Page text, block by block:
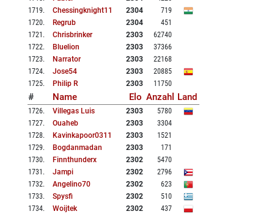
1719. Chessingknight11 2304
719
1720. Regrub 2304
451
1721 . Chrisbrinker 2303
62740
1722. Bluelion 2303
37366
1723. Narrator 2303
22168
1724. Jose54 2303
20885
1725. Philip R 2303 11750
# Name Elo Anzahl Land
1726. Villegas Luis 2303
5780
1727. Ouaheb 2303
3304
1728. Kavinkapoor0311 2303
1521
1729. Bogdanmadan 2303
171
1730. Finnthunderx 2302
5470
1731 . Jampi 2302
2796
1732. Angelino70 2302
623
1733. Spysfi 2302
510
1734. Woijtek 2302
437